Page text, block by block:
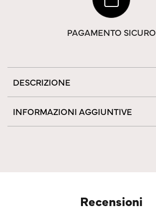
PAGAMENTO SICURO
DESCRIZIONE
INFORMAZIONI AGGIUNTIVE
Recensioni